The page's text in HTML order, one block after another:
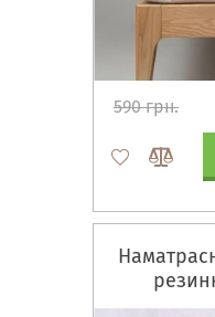
590 грн.